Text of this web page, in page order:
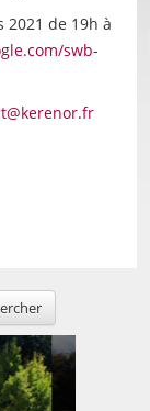
2021 de 19h à
swb-